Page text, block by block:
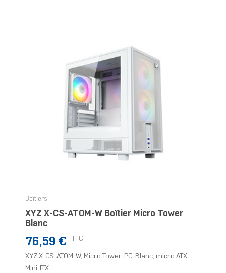
Boîtiers
XYZ X-CS-ATOM-W Boîtier Micro Tower
Blanc
Prix
76,59 € TTC
XYZ X-CS-ATOM-W, Micro Tower, PC, Blanc, micro ATX,
Mini-ITX